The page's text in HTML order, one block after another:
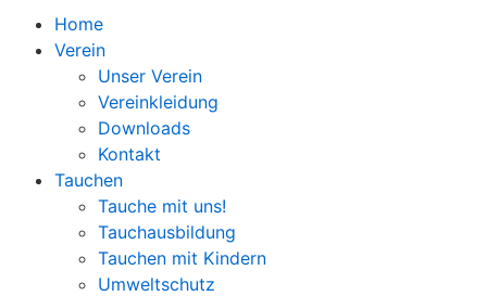
Home
Verein
Unser Verein
Vereinkleidung
Downloads
Kontakt
Tauchen
Tauche mit uns!
Tauchausbildung
Tauchen mit Kindern
Umweltschutz